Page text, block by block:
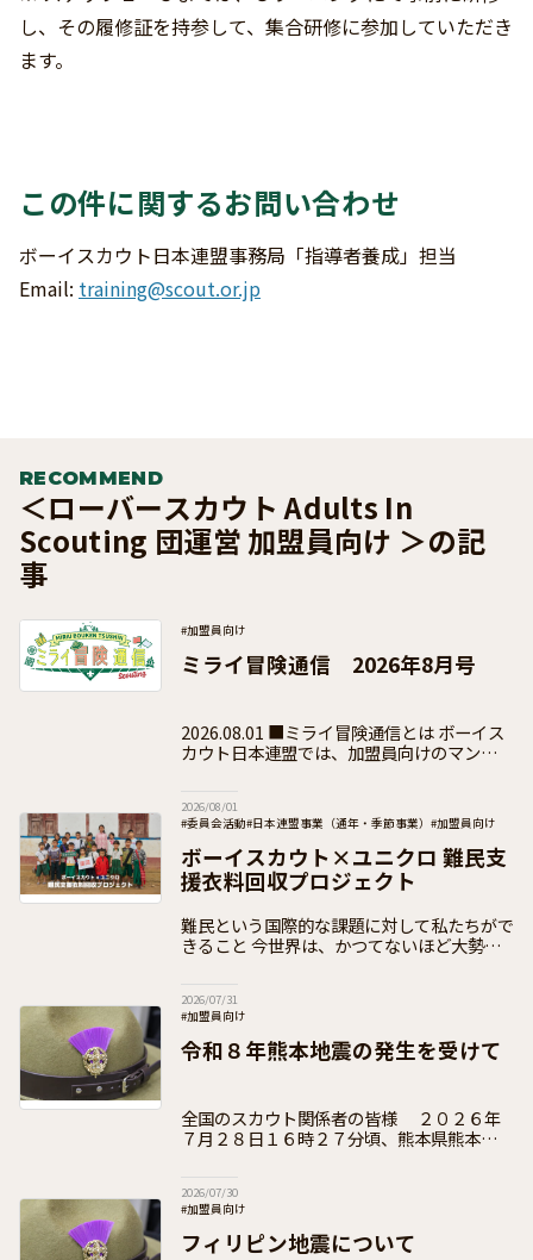
し、その履修証を持参して、集合研修に参加していただき
ます。
この件に関するお問い合わせ
ボーイスカウト日本連盟事務局「指導者養成」担当
Email: training@scout.or.jp
RECOMMEND
＜ローバースカウト Adults In
Scouting 団運営 加盟員向け ＞の記
事
#加盟員向け
ミライ冒険通信 2026年8月号
2026.08.01 ■ミライ冒険通信とは ボーイス
カウト日本連盟では、加盟員向けのマンスリ
事業の最
2026/08/01
#委員会活動#日本連盟事業（通年・季節事業） #加盟員向け
ボーイスカウト×ユニクロ 難民支
援衣料回収プロジェクト
難民という国際的な課題に対して私たちがで
きること 今世界は、かつてないほど大勢の
千万人もいるのです。
2026/07/31
#加盟員向け
令和８年熊本地震の発生を受けて
全国のスカウト関係者の皆様 ２０２６年
７月２８日１６時２７分頃、熊本県熊本地方
いる皆様に心よりお見舞いを申し
2026/07/30
#加盟員向け
フィリピン地震について